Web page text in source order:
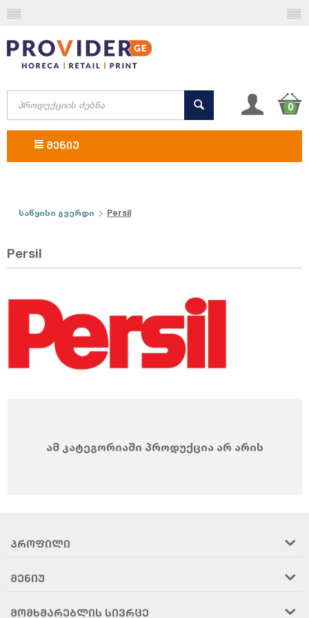
0
ᲛᲔᲜᲘᲣ
საწყისი გვერდი Persil
Persil
ამ კატეგორიაში პროდუქცია არ არის
ᲞᲠᲝᲤᲘᲚᲘ
ᲛᲔᲜᲘᲣ
ᲛᲝᲛᲮᲛᲐᲠᲔᲑᲚᲘᲡ ᲡᲘᲕᲠᲪᲔ